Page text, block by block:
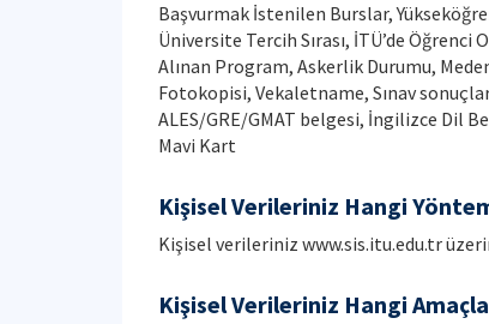
Başvurmak İstenilen Burslar,
Üniversite Tercih Sırası, İTÜ’de
Alınan Program, Askerlik Durumu,
Fotokopisi, Vekaletname, Sınav
ALES/GRE/GMAT belgesi, İngilizce Dil
Mavi Kart
Kişisel Verileriniz Hangi
Kişisel verileriniz www.sis.itu.edu.tr
Kişisel Verileriniz Hangi